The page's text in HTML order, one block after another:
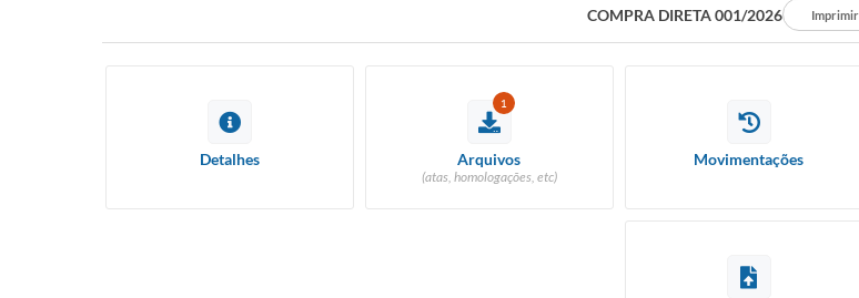
COMPRA DIRETA 001/2026 Imprimir
Detalhes
1
Arquivos
(atas, homologações, etc)
Movimentações